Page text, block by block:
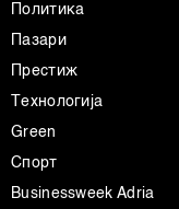
Политика
Пазари
Престиж
Технологија
Green
Спорт
Businessweek Adria